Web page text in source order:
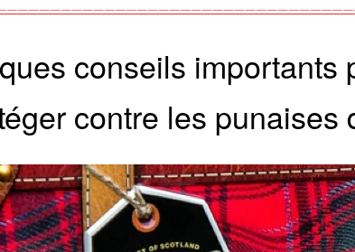
conseils importants
contre les punaises